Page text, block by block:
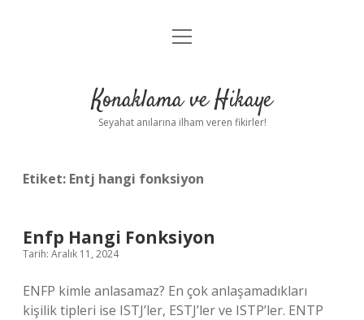
Anasayfa
Yasal Uyarı
menüyü
Konaklama ve Hikaye
Seyahat anılarına ilham veren fikirler!
Etiket: Entj hangi fonksiyon
Enfp Hangi Fonksiyon
Tarih: Aralık 11, 2024
ENFP kimle anlasamaz? En çok anlaşamadıkları
kişilik tipleri ise ISTJ’ler, ESTJ’ler ve ISTP’ler. ENTP